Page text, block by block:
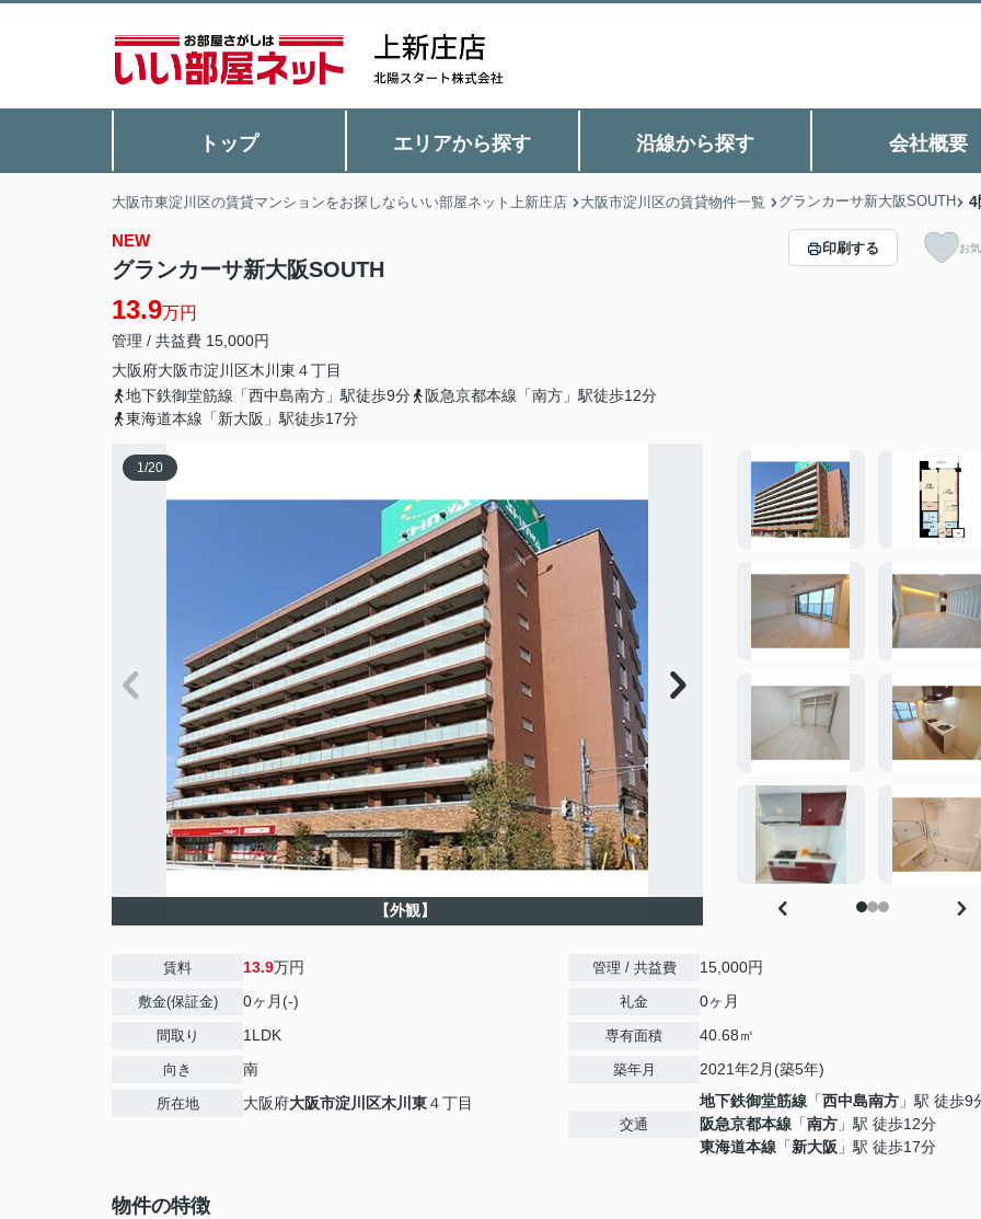
トップ エリアから探す 沿線から探す 会社概要
大阪市東淀川区の賃貸マンションをお探しならいい部屋ネット上新庄店 大阪市淀川区の賃貸物件一覧 グランカーサ新大阪SOUTH 4
NEW
グランカーサ新大阪SOUTH
13.9万円
管理 / 共益費 15,000円
大阪府大阪市淀川区木川東 ４丁目
地下鉄御堂筋線「西中島南方」駅徒歩9分
阪急京都本線「南方」駅徒歩12分
東海道本線「新大阪」駅徒歩17分
印刷する お
1/20
【外観】
賃料 13.9万円
敷金(保証金) 0ヶ月(-)
間取り 1LDK
向き 南
所在地 大阪府大阪市淀川区木川東４丁目
管理 / 共益費 15,000円
礼金 0ヶ月
専有面積 40.68㎡
築年月 2021年2月(築5年)
交通
地下鉄御堂筋線 「西中島南方 」駅 徒歩9
阪急京都本線 「南方 」駅 徒歩12分
東海道本線 「新大阪 」駅 徒歩17分
物件の特徴